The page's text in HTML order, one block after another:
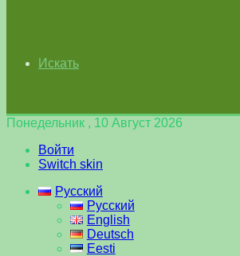
Искать
Понедельник , 10 Август 2026
Войти
Switch skin
Русский
Русский
English
Deutsch
Eesti